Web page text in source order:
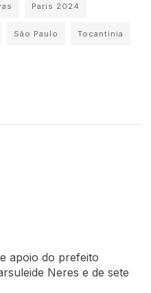
Paris 2024
São Paulo Tocantinia
apoio do prefeito
Neres e de sete